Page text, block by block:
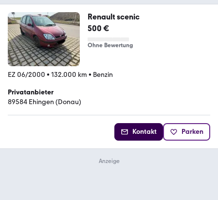
Renault scenic
500 €
Ohne Bewertung
EZ 06/2000 • 132.000 km • Benzin
Privatanbieter
89584 Ehingen (Donau)
Kontakt Parken